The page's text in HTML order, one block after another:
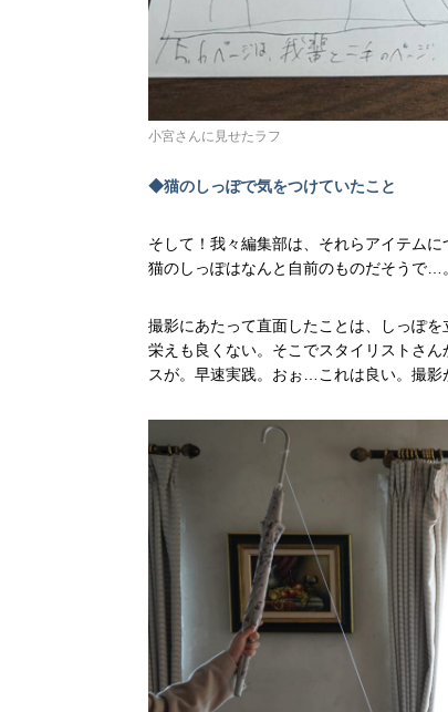
小宮さんに見せたラフ
◆猫のしっぽで気をつけていたこと
そして！我々編集部は、それらアイテム
猫のしっぽはなんと自前のものだそうで…
撮影にあたって直面したことは、しっぽ
栄えも良くない。そこでスタイリストさ
スが。早速実践。おぉ…これは良い。撮影